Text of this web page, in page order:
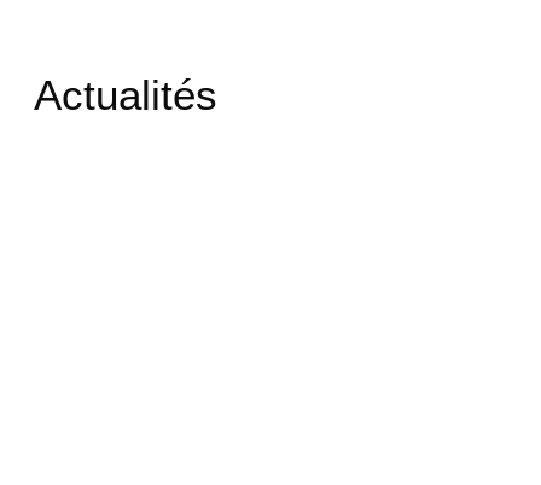
Actualités